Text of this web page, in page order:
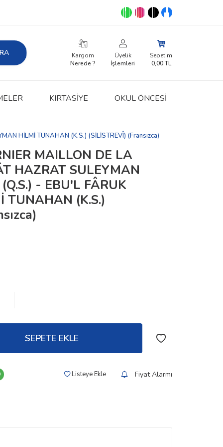
Kargom
Nerede ?
Üyelik
İşlemleri
Sepetim
0,00TL
KIRTASIYE OKUL ÖNCESİ
HİLMİ TUNAHAN (K.S.) (SİLİSTREVÎ) (Fransızca)
MAILLON DE LA
HAZRAT SULEYMAN
- EBU'L FÂRUK
TUNAHAN (K.S.)
SEPETE EKLE
Listeye Ekle Fiyat Alarmı